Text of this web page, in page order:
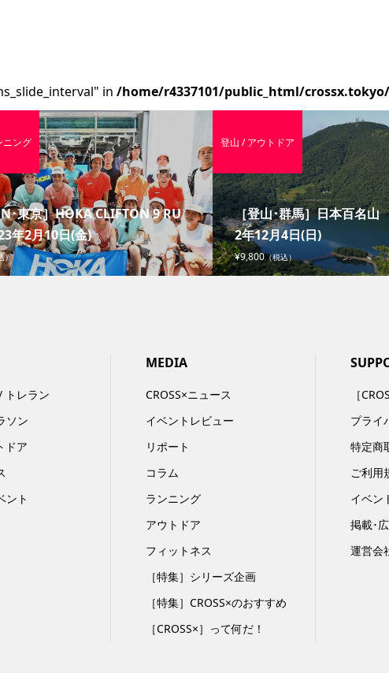
in /home/r4337101/public_html/
･東京］HOKA CLIFTON 9 RU
年2月10日(金)
）
ニング
［登山･群馬］日本百名
2年12月4日(日)
¥9,800（税込）
登山 / アウトドア
トレラン
ソン
ドア
ント
MEDIA
CROSS×ニュース
イベントレビュー
リポート
コラム
ランニング
アウトドア
フィットネス
［特集］シリーズ企画
［特集］CROSS×のおすすめ
［CROSS×］って何だ！
［
プライ
特定商
ご利用
イベン
掲載･
運営会